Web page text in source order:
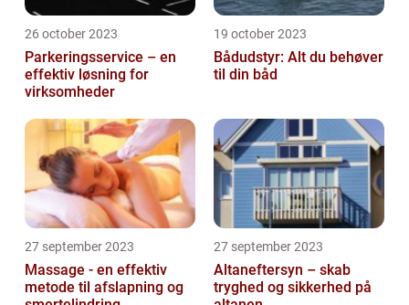
26 october 2023
Parkeringsservice – en
effektiv løsning for
virksomheder
19 october 2023
Bådudstyr: Alt du behøver
til din båd
27 september 2023
Massage - en effektiv
metode til afslapning og
27 september 2023
Altaneftersyn – skab
tryghed og sikkerhed på